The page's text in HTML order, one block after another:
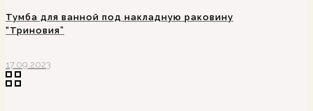
Тумба для ванной под накладную раковину
“Триновия”
17.09.2023